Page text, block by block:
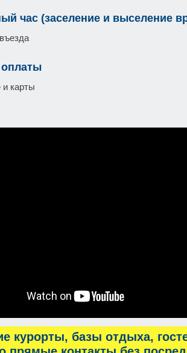
час (заселение и выселение
карты
курорты, базы отдыха,